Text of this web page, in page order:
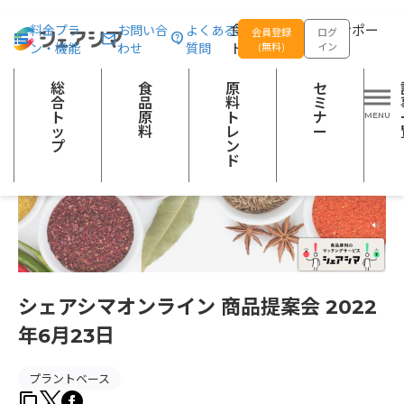
食品の企画開発をサポー
トする
料金プラ
ン・機能
お問い合
わせ
よくある
質問
会員登録
(無料)
ログ
イン
総
合
ト
ッ
プ
食
品
原
料
原
料
ト
レ
ン
ド
セ
ミ
ナ
ー
総合トップ セミナー シェアシマオンライン 商品提案会 2022年6月
シェアシマオンライン 商品提案会 2022
年6月23日
プラントベース